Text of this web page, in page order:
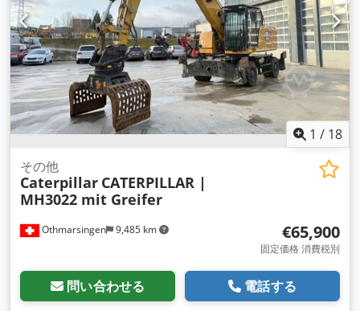
1 / 18
Othmarsingen 9,485 km
その他
Caterpillar CATERPILLAR |
MH3022 mit Greifer
€65,900
固定価格 消費税別
問い合わせる 電話する